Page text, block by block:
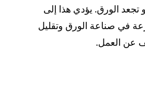
تجعد الورق. يؤدي هذا إلى
في صناعة الورق وتقليل
عن العمل.